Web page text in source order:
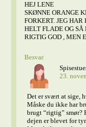
HEJ LENE
SKØNNE ORANGE
FORKERT. JEG
HELT FLADE OG
RIGTIG GOD , MEN
Besvar
23.
Det er svært at sige,
Måske du ikke har
brugt “rigtig” smør?
dejen er blevet for